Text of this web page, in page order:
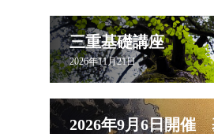
三重基礎講座
2026年11月21日